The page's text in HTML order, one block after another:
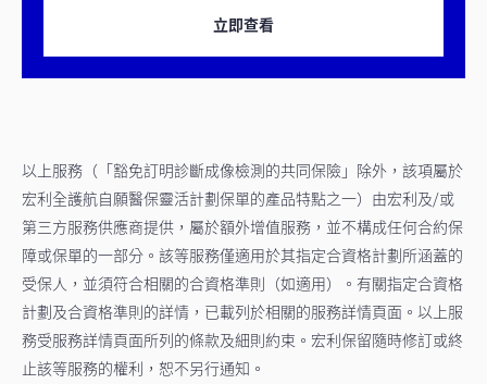
立即查看
以上服務（「豁免訂明診斷成像檢測的共同保險」除外，該項屬於
宏利全護航自願醫保靈活計劃保單的產品特點之一）由宏利及/或
第三方服務供應商提供，屬於額外增值服務，並不構成任何合約保
障或保單的一部分。該等服務僅適用於其指定合資格計劃所涵蓋的
受保人，並須符合相關的合資格準則（如適用）。有關指定合資格
計劃及合資格準則的詳情，已載列於相關的服務詳情頁面。以上服
務受服務詳情頁面所列的條款及細則約束。宏利保留隨時修訂或終
止該等服務的權利，恕不另行通知。